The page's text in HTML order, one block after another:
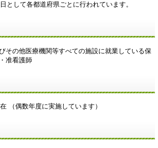
として各都道府県ごとに行われています。
その他医療機関等すべての施設に就業している保
准看護師
（偶数年度に実施しています）